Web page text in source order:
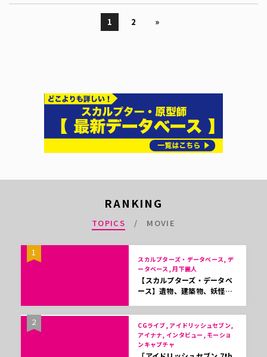
1 2 »
RANKING
TOPICS MOVIE
1
スカルプターズ・データベース, デ
ータベース, 月下麗人
【スカルプターズ・データベ
ース】遺物、建築物、妖怪…
2
CGライブ, アイドリッシュセブン,
アイナナ, インタビュー, モーショ
ンキャプチャ